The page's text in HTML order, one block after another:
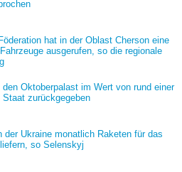
hat in der Oblast Cherson eine
Fahrzeuge ausgerufen, so die regionale
Oktoberpalast im Wert von rund einer
Staat zurückgegeben
der Ukraine monatlich Raketen für das
so Selenskyj